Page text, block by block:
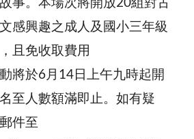
事。本場次將開放20組對古
感興趣之成人及國小三年級
且免收取費用
將於6月14日上午九時起開
至人數額滿即止。如有疑
件至